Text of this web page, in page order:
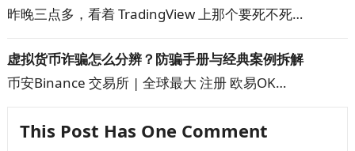
昨晚三点多，看着 TradingView 上那个要死不死…
虚拟货币诈骗怎么分辨？防骗手册与经典案例拆解
币安Binance 交易所 | 全球最大 注册 欧易OK…
This Post Has One Comment